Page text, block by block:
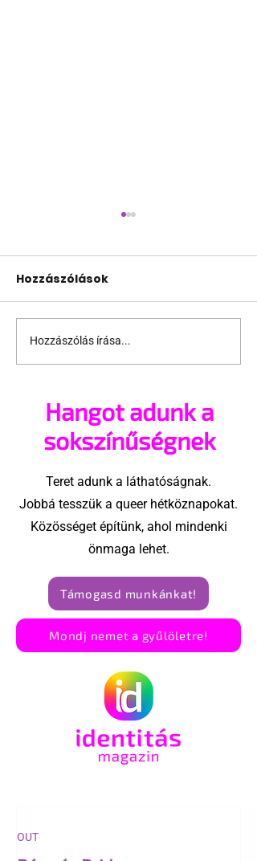
20 éves a Folsom
Hozzászólások
Hozzászólás írása...
Hangot adunk a
sokszínűségnek
Teret adunk a láthatóságnak.
Jobbá tesszük a queer hétköznapokat.
Közösséget építünk, ahol mindenki
önmaga lehet.
Támogasd munkánkat!
Mondj nemet a gyűlöletre!
OUT